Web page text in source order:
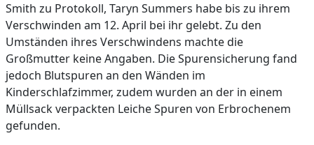
Smith zu Protokoll, Taryn Summers habe bis zu ihrem
Verschwinden am 12. April bei ihr gelebt. Zu den
Umständen ihres Verschwindens machte die
Großmutter keine Angaben. Die Spurensicherung fand
jedoch Blutspuren an den Wänden im
Kinderschlafzimmer, zudem wurden an der in einem
Müllsack verpackten Leiche Spuren von Erbrochenem
gefunden.